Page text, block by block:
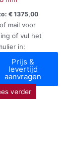
€1375,00
mail voor
of vul het
in:
Prijs &
levertijd
aanvragen
verder